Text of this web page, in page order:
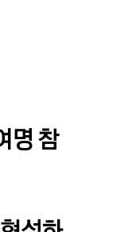
명 참